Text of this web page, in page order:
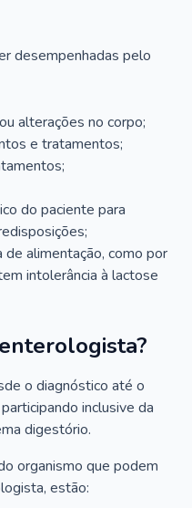
desempenhadas pelo
alterações no corpo;
e tratamentos;
do paciente para
de alimentação, como por
intolerância à lactose
o diagnóstico até o
inclusive da
digestório.
organismo que podem
estão: